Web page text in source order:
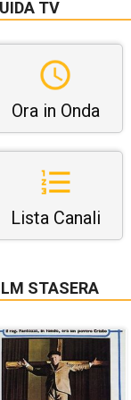
TV
Ora in Onda
Lista Canali
STASERA